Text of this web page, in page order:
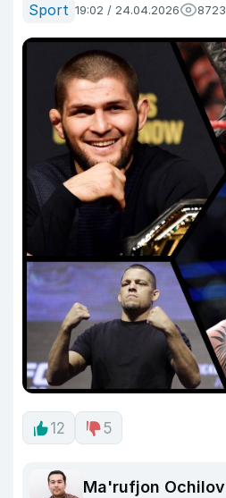
Sport 19:02 / 24.04.2026 8723
12 5
Ma'rufjon Ochilov